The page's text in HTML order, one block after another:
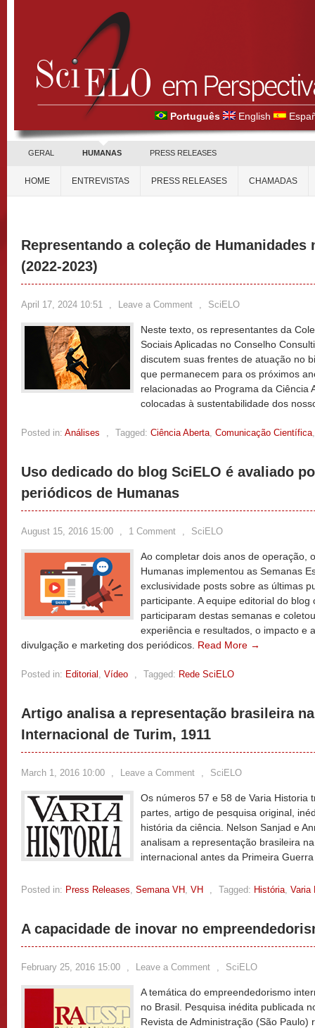
Português English
GERAL HUMANAS PRESS RELEASES
HOME ENTREVISTAS PRESS RELEASES CHAMADAS
Representando a coleção de Humanidades
(2022-2023)
April 17, 2024 10:51 , Leave a Comment , SciELO
Neste texto, os representantes da
Sociais Aplicadas no Conselho
discutem suas frentes de atuação no
que permanecem para os próximos
relacionadas ao Programa da Ciência
colocadas à sustentabilidade dos
Posted in: Análises , Tagged: Ciência Aberta, Comunicação Científica
Uso dedicado do blog SciELO é avaliado
periódicos de Humanas
August 15, 2016 15:00 , 1 Comment , SciELO
Ao completar dois anos de operação,
Humanas implementou as Semanas
exclusividade posts sobre as últimas
participante. A equipe editorial do
participaram destas semanas e
experiência e resultados, o impacto e
divulgação e marketing dos periódicos. Read More →
Posted in: Editorial , Vídeo , Tagged: Rede SciELO
Artigo analisa a representação brasileira
Internacional de Turim, 1911
March 1, 2016 10:00 , Leave a Comment , SciELO
Os números 57 e 58 de Varia Historia
partes, artigo de pesquisa original,
história da ciência. Nelson Sanjad e
analisam a representação brasileira
internacional antes da Primeira
Posted in: Press Releases, Semana VH, VH , Tagged: História, Varia
A capacidade de inovar no
February 25, 2016 15:00 , Leave a Comment , SciELO
A temática do empreendedorismo
no Brasil. Pesquisa inédita publicada
Revista de Administração (São Paulo)